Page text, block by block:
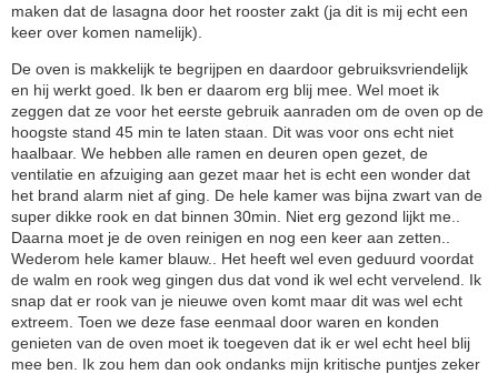
maken dat de lasagna door het rooster zakt (ja dit is mij echt een
keer over komen namelijk).
De oven is makkelijk te begrijpen en daardoor gebruiksvriendelijk
en hij werkt goed. Ik ben er daarom erg blij mee. Wel moet ik
zeggen dat ze voor het eerste gebruik aanraden om de oven op de
hoogste stand 45 min te laten staan. Dit was voor ons echt niet
haalbaar. We hebben alle ramen en deuren open gezet, de
ventilatie en afzuiging aan gezet maar het is echt een wonder dat
het brand alarm niet af ging. De hele kamer was bijna zwart van de
super dikke rook en dat binnen 30min. Niet erg gezond lijkt me..
Daarna moet je de oven reinigen en nog een keer aan zetten..
Wederom hele kamer blauw.. Het heeft wel even geduurd voordat
de walm en rook weg gingen dus dat vond ik wel echt vervelend. Ik
snap dat er rook van je nieuwe oven komt maar dit was wel echt
extreem. Toen we deze fase eenmaal door waren en konden
genieten van de oven moet ik toegeven dat ik er wel echt heel blij
mee ben. Ik zou hem dan ook ondanks mijn kritische puntjes zeker